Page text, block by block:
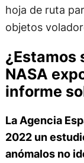
hoja de ruta
objetos
¿Estamos
NASA
informe
La Agencia
2022 un
anómalos no